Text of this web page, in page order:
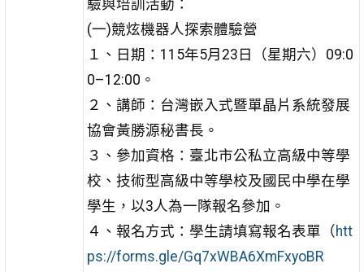
驗與培訓活動：
(一)競炫機器人探索體驗營
１、日期：115年5月23日（星期六）09:0
0–12:00。
２、講師：台灣嵌入式暨單晶片系統發展
協會黃勝源秘書長。
３、參加資格：臺北市公私立高級中等學
校、技術型高級中等學校及國民中學在學
學生，以3人為一隊報名參加。
４、報名方式：學生請填寫報名表單（htt
ps://forms.gle/Gq7xWBA6XmFxyoBR